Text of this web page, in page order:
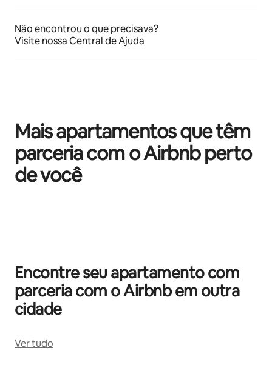
Não encontrou o que precisava?
Visite nossa Central de Ajuda
Mais apartamentos que têm
parceria com o Airbnb perto
de você
Encontre seu apartamento com
parceria com o Airbnb em outra
cidade
Ver tudo